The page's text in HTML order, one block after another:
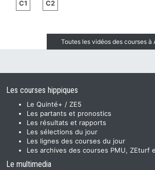
C1 C2
Toutes les vidéos des courses à
Les courses hippiques
Le Quinté+ / ZE5
Les partants et pronostics
Les résultats et rapports
Les sélections du jour
Les lignes des courses du jour
Les archives des courses PMU, ZEturf
Le multimedia